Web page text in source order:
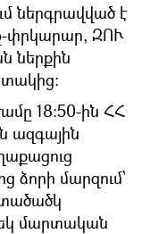
ներգրավված է
փրկարար, ԶՈՒ
ներքին
18:50-ին ՀՀ
ազգային
ձորի մարզում՝
մարտական